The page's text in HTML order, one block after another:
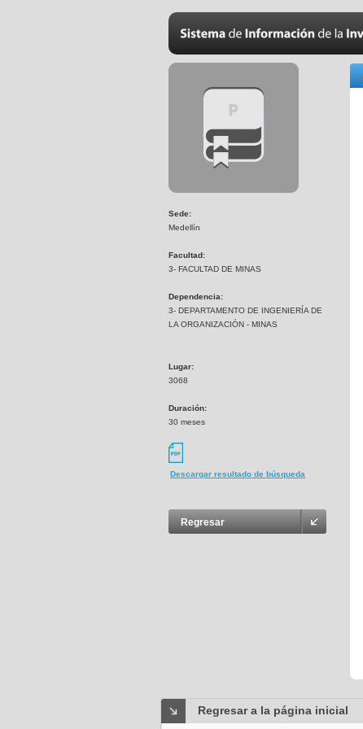
Sede:
Medellín
Facultad:
3- FACULTAD DE MINAS
Dependencia:
3- DEPARTAMENTO DE INGENIERÍA DE
LA ORGANIZACIÓN - MINAS
Lugar:
3068
Duración:
30 meses
Descargar resultado de búsqueda
Regresar
Regresar a la página inicial